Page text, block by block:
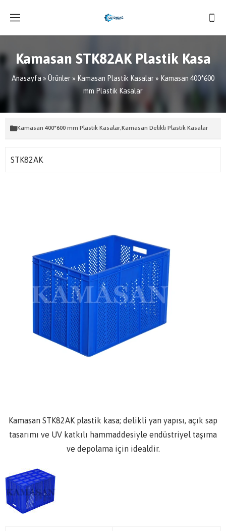
Kamasan STK82AK Plastik Kasa
Anasayfa » Ürünler » Kamasan Plastik Kasalar» Kamasan 400*600
mm Plastik Kasalar
Kamasan 400*600 mm Plastik Kasalar,Kamasan Delikli Plastik Kasalar
STK82AK
Kamasan STK82AK plastik kasa; delikli yan yapısı, açık sap
tasarımı ve UV katkılı hammaddesiyle endüstriyel taşıma
ve depolama için idealdir.